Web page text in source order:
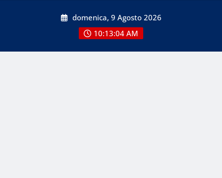
domenica, 9 Agosto 2026
10:13:05 AM